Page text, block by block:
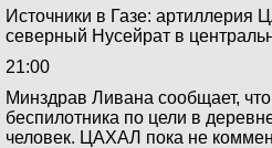
Источники в Газе: артиллерия
северный Нусейрат в
21:00
Минздрав Ливана сообщает, что
беспилотника по цели в
человек. ЦАХАЛ пока не